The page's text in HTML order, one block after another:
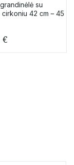
su
42 cm – 45
€